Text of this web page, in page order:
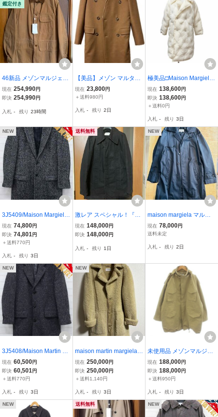
鑑定付き
46新品 メゾンマルジェラ
ワックス コート カバーオ
ール ブルゾン ジャケット
ター Maison Margiela 1 1
現在 254,990円
即決 254,990円
入札 - 残り 23時間
【美品】メゾン マルタン
マルジェラ h&m コート M
aison Martin Margiela キ
現在 23,800円
＋送料980円
入札 - 残り 2日
極美品□Maison Margiela
10 メゾンマルジェラ10 S
67AH0002 GLAMSLAM
ダブルブレスト 中綿 パテ
伊製 正規品
現在 138,600円
即決 138,600円
＋送料0円
入札 - 残り 3日
NEW
3J5409/Maison Margiela
14 モヘヤ混ヘリンボーン
チェスターコート イタリ
ア製 50AA003445154 メ
現在 74,800円
即決 74,801円
＋送料770円
入札 - 残り 3日
送料無料
激レア スペシャル！『M
ARTIN MARGIELA 』90s
初期白タグ アーカイブコ
ンマルジェラ アーティザ
現在 148,000円
即決 148,000円
入札 - 残り 1日
NEW
maison margiela マルジ
ェラ コート トレンチ 黒 4
4
現在 78,000円
送料未定
入札 - 残り 2日
NEW
3J5408/Maison Martin M
argiela 14 ツイードチェ
スターコート イタリア製
S50AA0017 S42871 メゾ
現在 60,500円
即決 60,501円
＋送料770円
入札 - 残り 3日
NEW
maison martin margiela
メゾン マルタン マルジェ
ラ リバーシブル ムートン
コート ジャケット 46 ニ
ザナル
現在 250,000円
即決 250,000円
＋送料1,140円
入札 - 残り 3日
未使用品 メゾンマルジェ
ラ 24AW SPORTS JACK
ET モッズコート オーバ
ーサイズ フード アウター
/AN18 メンズ
現在 188,000円
即決 188,000円
＋送料950円
入札 - 残り 3日
NEW 送料無料 NEW